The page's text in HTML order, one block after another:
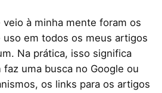
à minha mente foram os
uso em todos os meus artigos
Na prática, isso significa
uma busca no Google ou
os links para os artigos